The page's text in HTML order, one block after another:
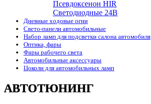
Псевдоксенон HIR
Cветодиодные 24B
Дневные ходовые огни
Свето-панели автомобильные
Набор ламп для подсветки салона автомобиля
Оптика, фары
Фары рабочего света
Автомобильные аксессуары
Цоколи для автомобильных ламп
АВТОТЮНИНГ